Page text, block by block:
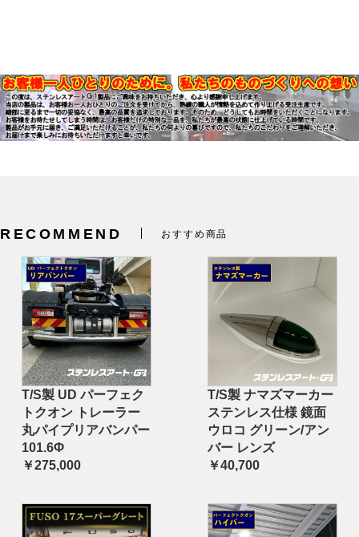
RECOMMEND おすすめ商品
T/S製 UD パーフェク
トクオン トレーラー
丸パイプリアバンパー
101.6Φ
￥275,000
T/S製 ナマズマーカー
ステンレス仕様 鏡面
ウロコ グリーン/アン
バー レンズ
￥40,700